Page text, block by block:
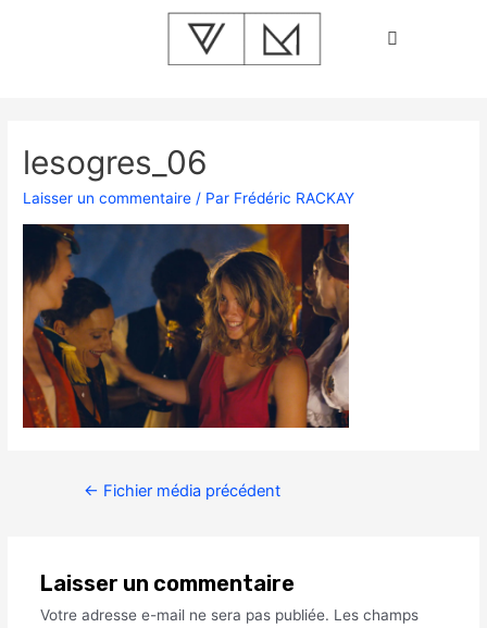
lesogres_06
Laisser un commentaire / Par Frédéric RACKAY
← Fichier média précédent
Laisser un commentaire
Votre adresse e-mail ne sera pas publiée. Les champs